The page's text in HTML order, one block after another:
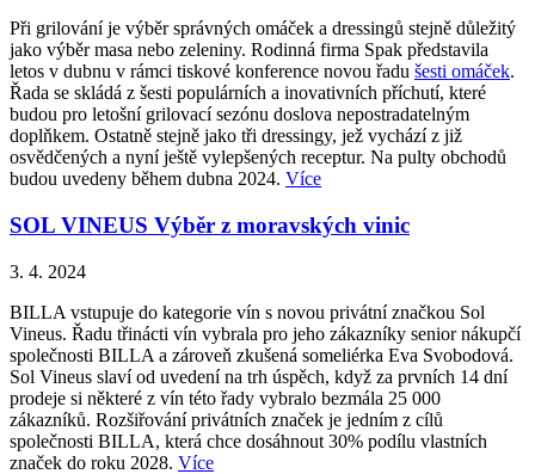
Při grilování je výběr správných omáček a dressingů stejně důležitý
jako výběr masa nebo zeleniny. Rodinná firma Spak představila
letos v dubnu v rámci tiskové konference novou řadu šesti omáček.
Řada se skládá z šesti populárních a inovativních příchutí, které
budou pro letošní grilovací sezónu doslova nepostradatelným
doplňkem. Ostatně stejně jako tři dressingy, jež vychází z již
osvědčených a nyní ještě vylepšených receptur. Na pulty obchodů
budou uvedeny během dubna 2024. Více
SOL VINEUS Výběr z moravských vinic
3. 4. 2024
BILLA vstupuje do kategorie vín s novou privátní značkou Sol
Vineus. Řadu třinácti vín vybrala pro jeho zákazníky senior nákupčí
společnosti BILLA a zároveň zkušená someliérka Eva Svobodová.
Sol Vineus slaví od uvedení na trh úspěch, když za prvních 14 dní
prodeje si některé z vín této řady vybralo bezmála 25 000
zákazníků. Rozšiřování privátních značek je jedním z cílů
společnosti BILLA, která chce dosáhnout 30% podílu vlastních
značek do roku 2028. Více